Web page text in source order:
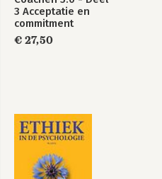
Behoudtaal
Wrijving
Verzet
Tot besluit
Over de auteur
Dankwoord
Literatuurlijst
3 Acceptatie en
commitment
€ 27,50